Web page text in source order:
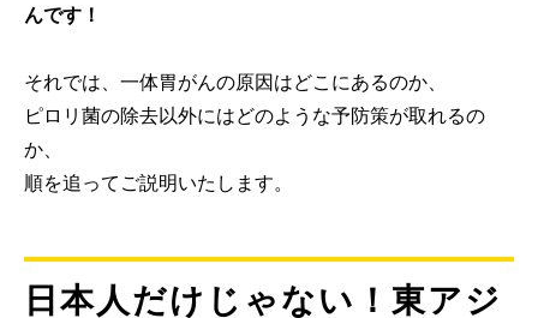
んです！
それでは、一体胃がんの原因はどこにあるのか、
ピロリ菌の除去以外にはどのような予防策が取れるの
か、
順を追ってご説明いたします。
日本人だけじゃない！東アジ